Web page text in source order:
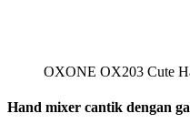
OXONE OX203 Cute
Hand mixer cantik dengan